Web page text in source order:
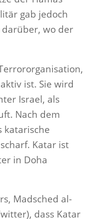
gab jedoch
wo der
ist. Sie wird
Israel, als
Nach dem
katarische
Katar ist
in Doha
Madsched al-
dass Katar